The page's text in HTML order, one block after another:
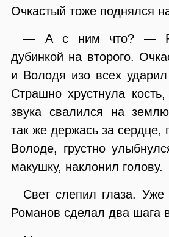
Очкастый тоже поднялся
— А с ним что? —
дубинкой на второго.
и Володя изо всех ударил
Страшно хрустнула
звука свалился на
так же держась за сердце,
Володе, грустно
макушку, наклонил голову.
Свет слепил глаза. Уже
Романов сделал два шага